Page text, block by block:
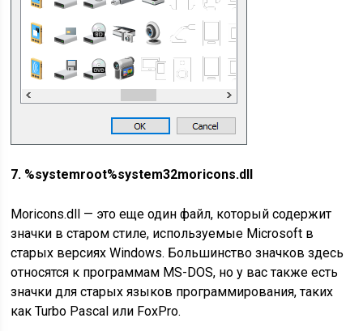
7. %systemroot%system32moricons.dll
Moricons.dll — это еще один файл, который содержит
значки в старом стиле, используемые Microsoft в
старых версиях Windows. Большинство значков здесь
относятся к программам MS-DOS, но у вас также есть
значки для старых языков программирования, таких
как Turbo Pascal или FoxPro.